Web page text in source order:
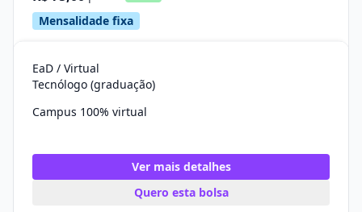
Mensalidade fixa
EaD / Virtual
Tecnólogo (graduação)
Campus 100% virtual
Ver mais detalhes
Quero esta bolsa